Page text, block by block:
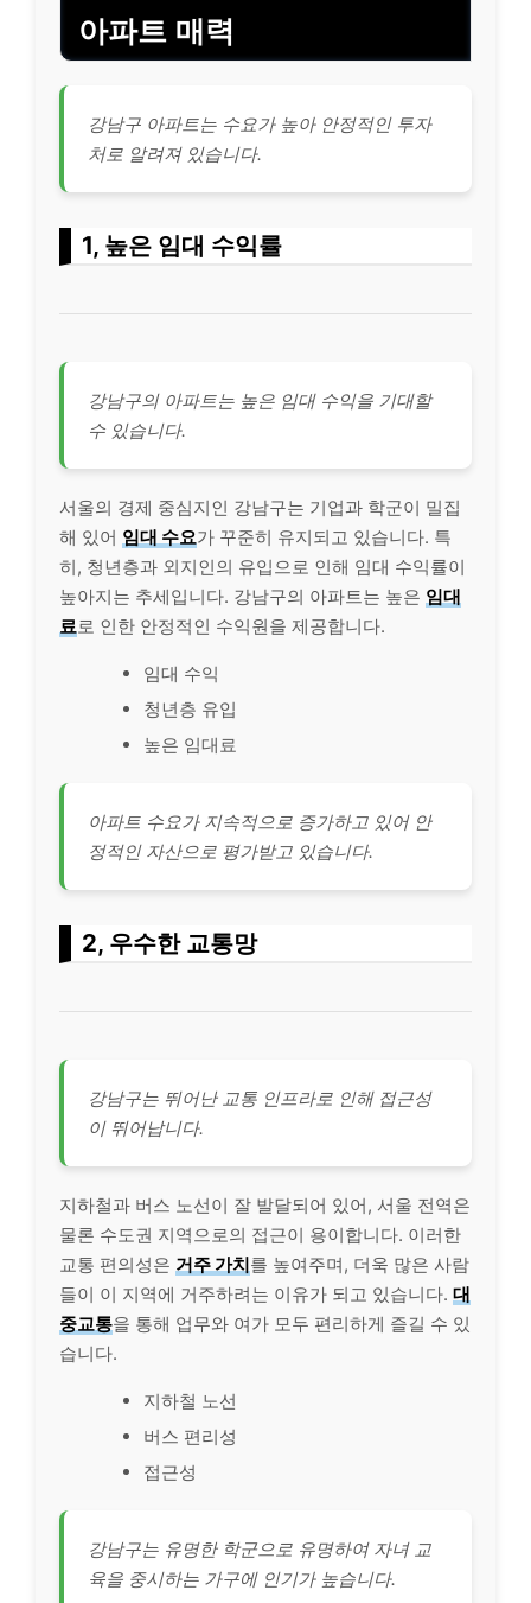
아파트 매력
강남구 아파트는 수요가 높아 안정적인 투자
처로 알려져 있습니다.
1, 높은 임대 수익률
강남구의 아파트는 높은 임대 수익을 기대할
수 있습니다.
서울의 경제 중심지인 강남구는 기업과 학군이 밀집
해 있어 임대 수요가 꾸준히 유지되고 있습니다. 특
히, 청년층과 외지인의 유입으로 인해 임대 수익률이
높아지는 추세입니다. 강남구의 아파트는 높은 임대
료로 인한 안정적인 수익원을 제공합니다.
임대 수익
청년층 유입
높은 임대료
아파트 수요가 지속적으로 증가하고 있어 안
정적인 자산으로 평가받고 있습니다.
2, 우수한 교통망
강남구는 뛰어난 교통 인프라로 인해 접근성
이 뛰어납니다.
지하철과 버스 노선이 잘 발달되어 있어, 서울 전역은
물론 수도권 지역으로의 접근이 용이합니다. 이러한
교통 편의성은 거주 가치를 높여주며, 더욱 많은 사람
들이 이 지역에 거주하려는 이유가 되고 있습니다. 대
중교통을 통해 업무와 여가 모두 편리하게 즐길 수 있
습니다.
지하철 노선
버스 편리성
접근성
강남구는 유명한 학군으로 유명하여 자녀 교
육을 중시하는 가구에 인기가 높습니다.